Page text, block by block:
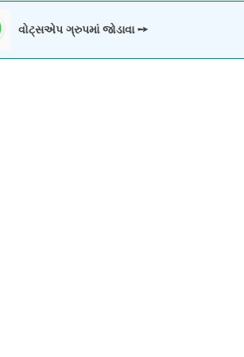
વોટ્સએપ ગ્રુપમાં જોડાવા ➙